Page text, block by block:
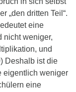
„den dritten Teil“.
eine
nicht weniger,
und
Deshalb ist die
eigentlich weniger
eine